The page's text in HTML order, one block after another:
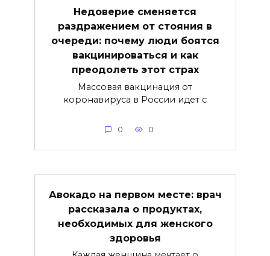
Недоверие сменяется
раздражением от стояния в
очереди: почему люди боятся
вакцинироваться и как
преодолеть этот страх
Массовая вакцинация от
коронавируса в России идет с
0 0
Авокадо на первом месте: врач
рассказала о продуктах,
необходимых для женского
здоровья